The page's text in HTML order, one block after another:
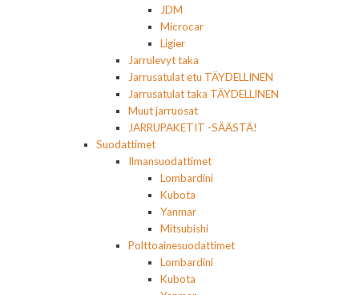
JDM
Microcar
Ligier
Jarrulevyt taka
Jarrusatulat etu TÄYDELLINEN
Jarrusatulat taka TÄYDELLINEN
Muut jarruosat
JARRUPAKETIT -SÄÄSTÄ!
Suodattimet
Ilmansuodattimet
Lombardini
Kubota
Yanmar
Mitsubishi
Polttoainesuodattimet
Lombardini
Kubota